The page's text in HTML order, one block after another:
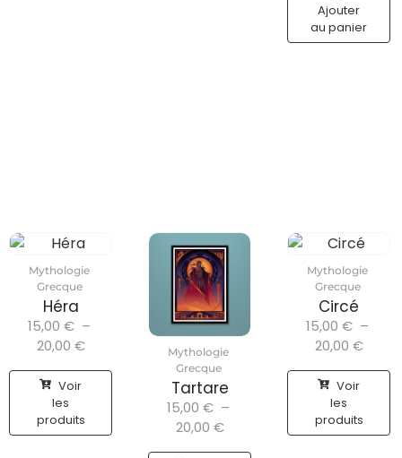
Ajouter
au panier
Mythologie
Grecque
Héra
15,00 € –
20,00 €
Voir
les
produits
Mythologie
Grecque
Tartare
15,00 € –
20,00 €
Mythologie
Grecque
Circé
15,00 € –
20,00 €
Voir
les
produits